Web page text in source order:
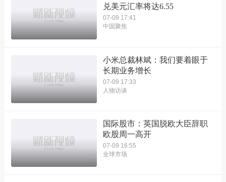
兑美元汇率将达6.55
07-09 17:41
中国聚焦
小米总裁林斌：我们要着眼于
长期业务增长
07-09 17:33
人物访谈
国际股市：英国脱欧大臣辞职
欧股周一高开
07-09 16:55
全球市场